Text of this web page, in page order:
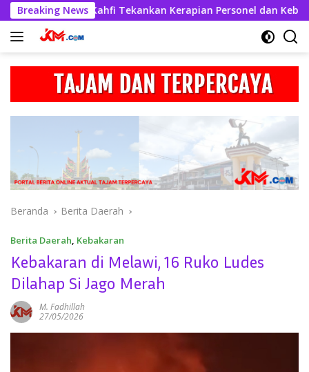
Langsung
ke
konten
Breaking News
Kahfi Tekankan Kerapian Personel dan Kebersihan
Beranda Berita Daerah
Berita Daerah, Kebakaran
Kebakaran di Melawi, 16 Ruko Ludes
Dilahap Si Jago Merah
M. Fadhillah
27/05/2026